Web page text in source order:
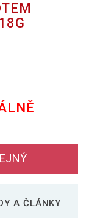
A ČLÁNKY